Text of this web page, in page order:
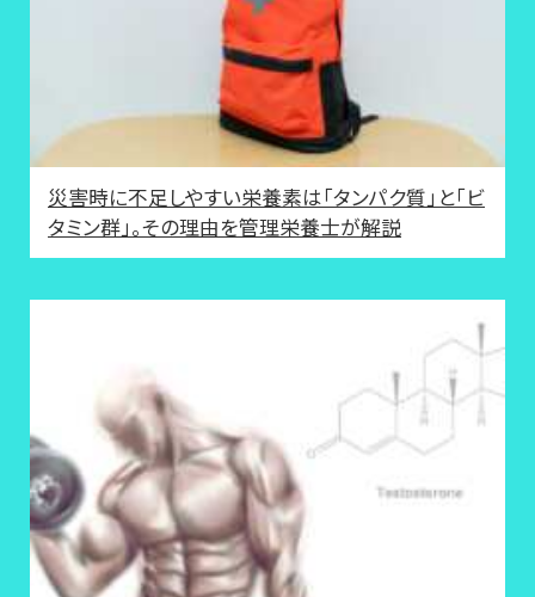
災害時に不足しやすい栄養素は「タンパク質」と「ビ
タミン群」。その理由を管理栄養士が解説